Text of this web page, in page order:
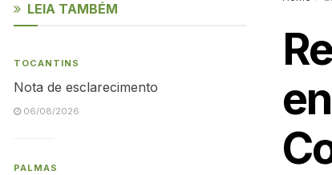
LEIA TAMBÉM
TOCANTINS
Nota de esclarecimento
06/08/2026
PALMAS